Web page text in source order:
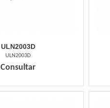
ULN2003D
ULN2003D
Consultar